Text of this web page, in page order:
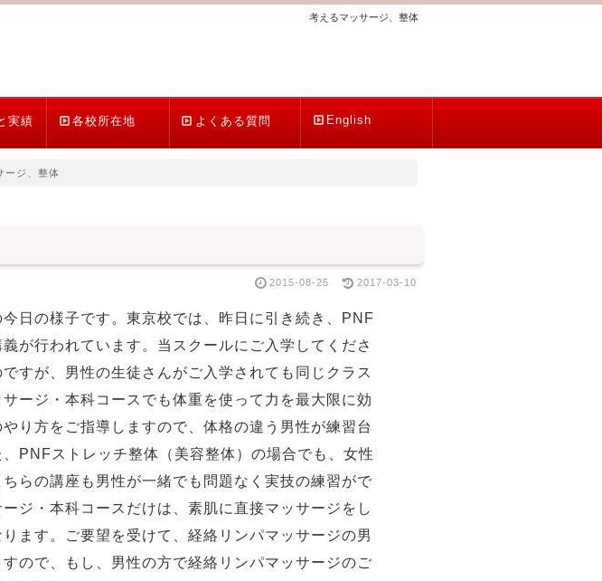
考えるマッサージ、整体
実績 各校所在地 よくある質問 English
ージ、整体
2015-08-25 2017-03-10
日の様子です。東京校では、昨日に引き続き、PNF
が行われています。当スクールにご入学してくださ
すが、男性の生徒さんがご入学されても同じクラス
ージ・本科コースでも体重を使って力を最大限に効
り方をご指導しますので、体格の違う男性が練習台
PNFストレッチ整体（美容整体）の場合でも、女性
らの講座も男性が一緒でも問題なく実技の練習がで
ジ・本科コースだけは、素肌に直接マッサージをし
ます。ご要望を受けて、経絡リンパマッサージの男
ので、もし、男性の方で経絡リンパマッサージのご